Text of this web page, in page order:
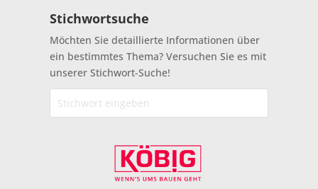
Stichwortsuche
Möchten Sie detaillierte Informationen über
ein bestimmtes Thema? Versuchen Sie es mit
unserer Stichwort-Suche!